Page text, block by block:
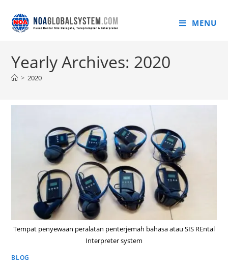
MENU
Yearly Archives: 2020
> 2020
Tempat penyewaan peralatan penterjemah bahasa atau SIS REntal
Interpreter system
BLOG